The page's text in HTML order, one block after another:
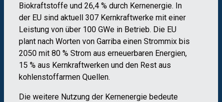
Biokraftstoffe und 26,4 % durch Kernenergie. In
der EU sind aktuell 307 Kernkraftwerke mit einer
Leistung von über 100 GWe in Betrieb. Die EU
plant nach Worten von Garriba einen Strommix bis
2050 mit 80 % Strom aus erneuerbaren Energien,
15 % aus Kernkraftwerken und den Rest aus
kohlenstoffarmen Quellen.
Die weitere Nutzung der Kernenergie bedeute